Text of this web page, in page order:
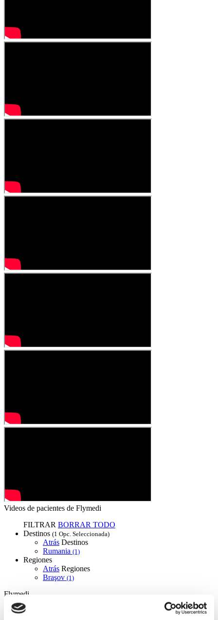
Videos de pacientes de Flymedi
FILTRAR BORRAR TODO
Destinos (1 Opc. Seleccionada)
Atrás Destinos
Rumania (1)
Regiones
Atrás Regiones
Braşov (1)
Flymedi
TÜRSAB – Las transacciones en flymedi.com son